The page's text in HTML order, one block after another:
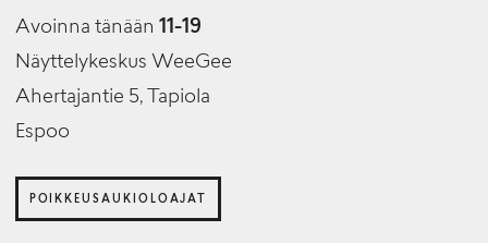
Avoinna tänään 11-19
Näyttelykeskus WeeGee
Ahertajantie 5, Tapiola
Espoo
POIKKEUSAUKIOLOAJAT